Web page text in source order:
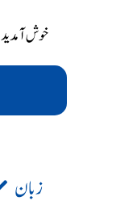
خوش آمدید
زبان